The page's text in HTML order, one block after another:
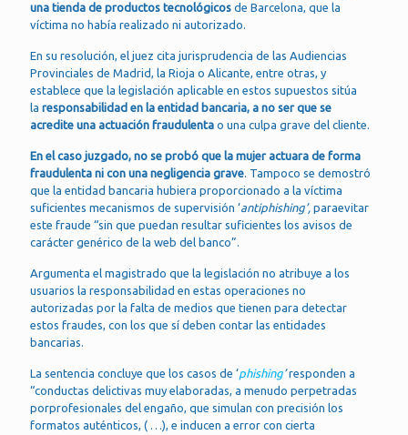
una tienda de productos tecnológicos de Barcelona, que la
víctima no había realizado ni autorizado.
En su resolución, el juez cita jurisprudencia de las Audiencias
Provinciales de Madrid, la Rioja o Alicante, entre otras, y
establece que la legislación aplicable en estos supuestos sitúa
la responsabilidad en la entidad bancaria, a no ser que se
acredite una actuación fraudulenta o una culpa grave del cliente.
En el caso juzgado, no se probó que la mujer actuara de forma
fraudulenta ni con una negligencia grave. Tampoco se demostró
que la entidad bancaria hubiera proporcionado a la víctima
suficientes mecanismos de supervisión ‘antiphishing’, paraevitar
este fraude “sin que puedan resultar suficientes los avisos de
carácter genérico de la web del banco”.
Argumenta el magistrado que la legislación no atribuye a los
usuarios la responsabilidad en estas operaciones no
autorizadas por la falta de medios que tienen para detectar
estos fraudes, con los que sí deben contar las entidades
bancarias.
La sentencia concluye que los casos de ‘phishing’responden a
“conductas delictivas muy elaboradas, a menudo perpetradas
porprofesionales del engaño, que simulan con precisión los
formatos auténticos, ( …), e inducen a error con cierta